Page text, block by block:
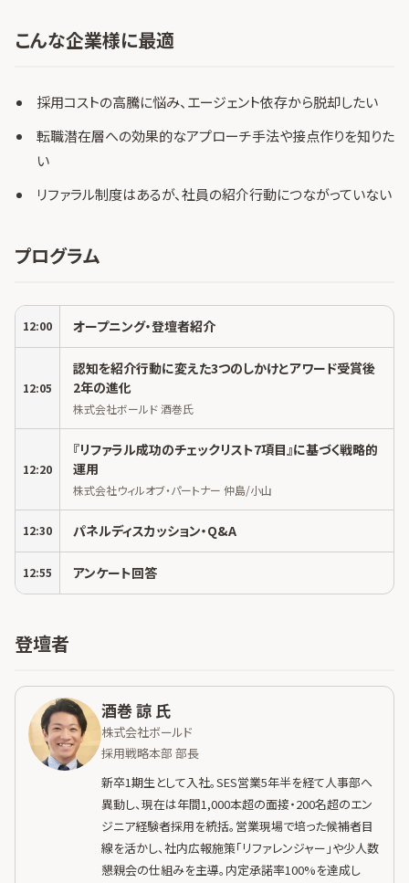
こんな企業様に最適
採用コストの高騰に悩み、エージェント依存から脱却したい
転職潜在層への効果的なアプローチ手法や接点作りを知りた
い
リファラル制度はあるが、社員の紹介行動につながっていない
プログラム
12:00 オープニング・登壇者紹介
12:05
認知を紹介行動に変えた3つのしかけとアワード受賞後
2年の進化
株式会社ボールド 酒巻氏
12:20
『リファラル成功のチェックリスト7項目』に基づく戦略的
運用
株式会社ウィルオブ・パートナー 仲島/小山
12:30 パネルディスカッション・Q&A
12:55 アンケート回答
登壇者
酒巻 諒 氏
株式会社ボールド
採用戦略本部 部長
新卒1期生として入社。SES営業5年半を経て人事部へ
異動し、現在は年間1,000本超の面接・200名超のエン
ジニア経験者採用を統括。営業現場で培った候補者目
線を活かし、社内広報施策「リファレンジャー」や少人数
懇親会の仕組みを主導。内定承諾率100%を達成し